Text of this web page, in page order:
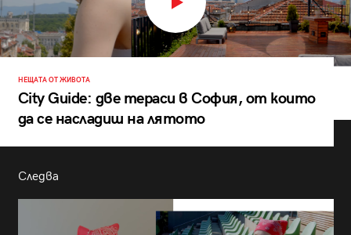
НЕЩАТА ОТ ЖИВОТА
City Guide: две тераси в София, от които
да се насладиш на лятото
Следва